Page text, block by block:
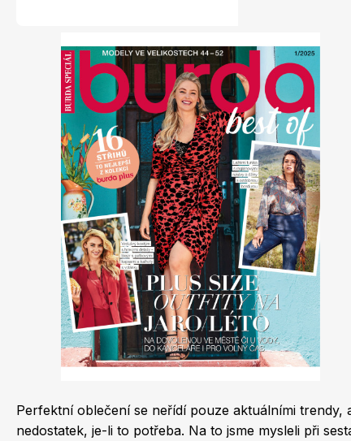
Dětské časopisy
Burda Best of
Burda Kids
Perfektní oblečení se neřídí pouze aktuálními
nedostatek, je-li to potřeba. Na to jsme mysleli při